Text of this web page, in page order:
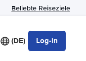
Beliebte Reiseziele
(DE) Log-in